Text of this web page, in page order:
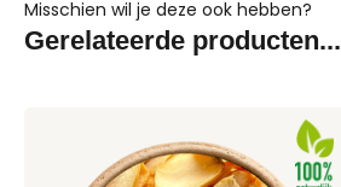
Misschien wil je deze ook hebben?
Gerelateerde producten...